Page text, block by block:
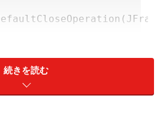
getRadioPanel(){
= new JPanel();
group = new
続きを読む